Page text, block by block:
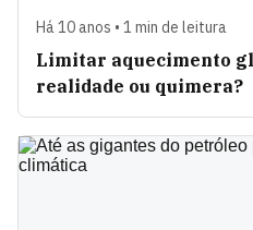
Há 10 anos • 1 min de leitura
Limitar aquecimento
realidade ou quimera?